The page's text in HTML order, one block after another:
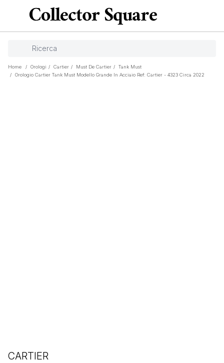
Home / Orologi / Cartier / Must De Cartier /
Tank Must
/
Orologio Cartier Tank Must Modello Grande In Acciaio Ref: Cartier - 4323 Circa 2022
CARTIER